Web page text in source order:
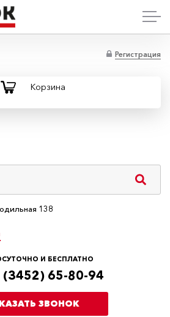
Регистрация
Корзина
138
И БЕСПЛАТНО
(3452) 65-80-94
ЗВОНОК